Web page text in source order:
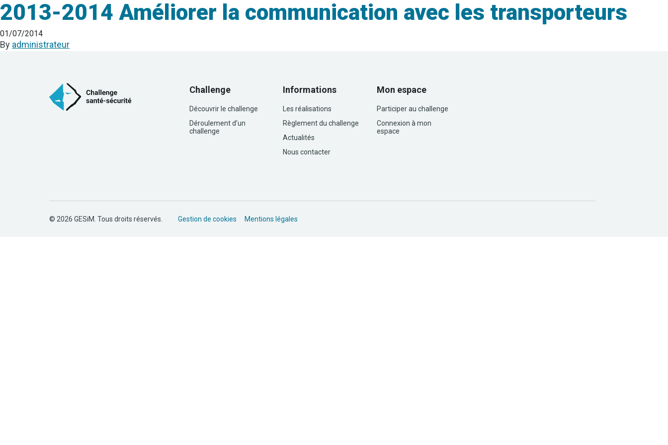
2013-2014 Améliorer la communication avec les transporteurs
01/07/2014
By administrateur
Challenge
Découvrir le challenge
Déroulement d’un
challenge
Informations
Les réalisations
Règlement du challenge
Actualités
Nous contacter
Mon espace
Participer au challenge
Connexion à mon
espace
© 2026 GESiM. Tous droits réservés. Gestion de cookies Mentions légales